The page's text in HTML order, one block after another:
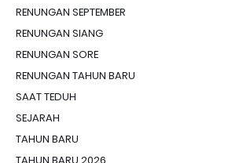
RENUNGAN SEPTEMBER
RENUNGAN SIANG
RENUNGAN SORE
RENUNGAN TAHUN BARU
SAAT TEDUH
SEJARAH
TAHUN BARU